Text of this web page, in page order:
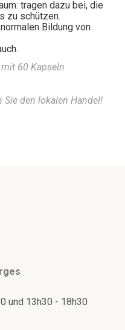
tragen dazu bei, die
zu schützen.
Bildung von
60 Kapseln
Sie den lokalen Handel!
und 13h30 - 18h30